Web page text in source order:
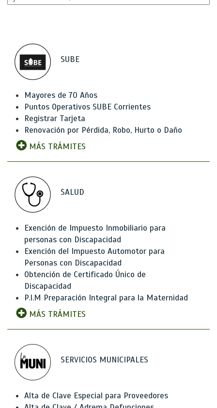
SUBE
Mayores de 70 Años
Puntos Operativos SUBE Corrientes
Registrar Tarjeta
Renovación por Pérdida, Robo, Hurto o Daño
MÁS TRÁMITES
SALUD
Exención de Impuesto Inmobiliario para
personas con Discapacidad
Exención del Impuesto Automotor para
Personas con Discapacidad
Obtención de Certificado Único de
Discapacidad
P.I.M Preparación Integral para la Maternidad
MÁS TRÁMITES
SERVICIOS MUNICIPALES
Alta de Clave Especial para Proveedores